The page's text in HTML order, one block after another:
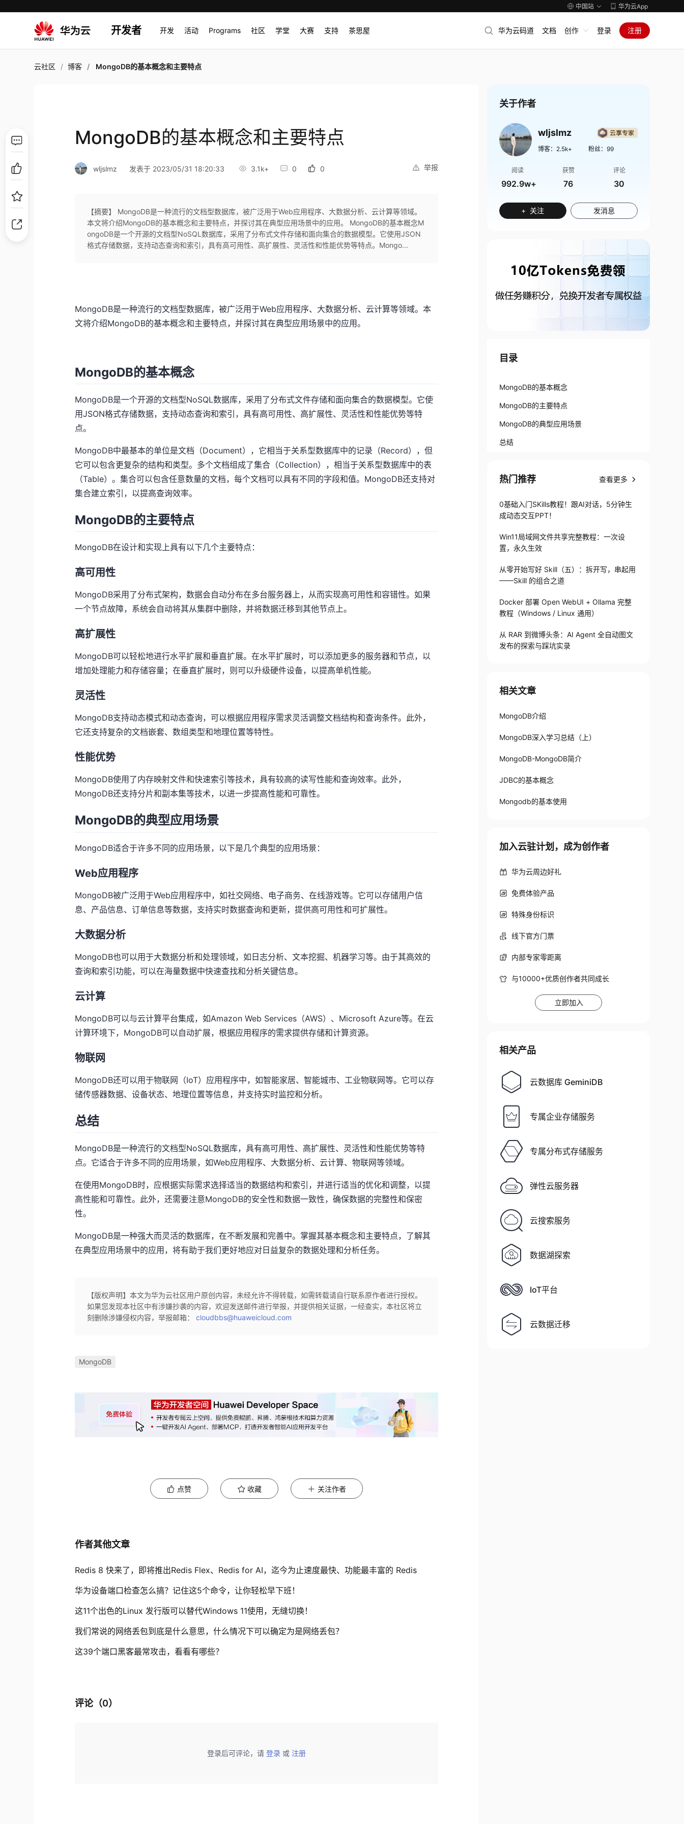
中国站 华为云App
开发者 开发 活动 Programs 社区 学堂 大赛 支持 茶思屋 华为云码道 文档 创作 登录 注册
云社区 博客 MongoDB的基本概念和主要特点
MongoDB的基本概念和主要特点
举报
wljslmz 发表于 2023/05/31 18:20:33 3.1k+ 0 0
【摘要】 MongoDB是一种流行的文档型数据库，被广泛用于Web应用程序、大数据分析、云计算等领域。
本文将介绍MongoDB的基本概念和主要特点，并探讨其在典型应用场景中的应用。 MongoDB的基本概念M
ongoDB是一个开源的文档型NoSQL数据库，采用了分布式文件存储和面向集合的数据模型。它使用JSON
格式存储数据，支持动态查询和索引，具有高可用性、高扩展性、灵活性和性能优势等特点。Mongo...
MongoDB是一种流行的文档型数据库，被广泛用于Web应用程序、大数据分析、云计算等领域。本
文将介绍MongoDB的基本概念和主要特点，并探讨其在典型应用场景中的应用。
MongoDB的基本概念
MongoDB是一个开源的文档型NoSQL数据库，采用了分布式文件存储和面向集合的数据模型。它使
用JSON格式存储数据，支持动态查询和索引，具有高可用性、高扩展性、灵活性和性能优势等特
点。
MongoDB中最基本的单位是文档（Document），它相当于关系型数据库中的记录（Record），但
它可以包含更复杂的结构和类型。多个文档组成了集合（Collection），相当于关系型数据库中的表
（Table）。集合可以包含任意数量的文档，每个文档可以具有不同的字段和值。MongoDB还支持对
集合建立索引，以提高查询效率。
MongoDB的主要特点
MongoDB在设计和实现上具有以下几个主要特点：
高可用性
MongoDB采用了分布式架构，数据会自动分布在多台服务器上，从而实现高可用性和容错性。如果
一个节点故障，系统会自动将其从集群中删除，并将数据迁移到其他节点上。
高扩展性
MongoDB可以轻松地进行水平扩展和垂直扩展。在水平扩展时，可以添加更多的服务器和节点，以
增加处理能力和存储容量；在垂直扩展时，则可以升级硬件设备，以提高单机性能。
灵活性
MongoDB支持动态模式和动态查询，可以根据应用程序需求灵活调整文档结构和查询条件。此外，
它还支持复杂的文档嵌套、数组类型和地理位置等特性。
性能优势
MongoDB使用了内存映射文件和快速索引等技术，具有较高的读写性能和查询效率。此外，
MongoDB还支持分片和副本集等技术，以进一步提高性能和可靠性。
MongoDB的典型应用场景
MongoDB适合于许多不同的应用场景，以下是几个典型的应用场景：
Web应用程序
MongoDB被广泛用于Web应用程序中，如社交网络、电子商务、在线游戏等。它可以存储用户信
息、产品信息、订单信息等数据，支持实时数据查询和更新，提供高可用性和可扩展性。
大数据分析
MongoDB也可以用于大数据分析和处理领域，如日志分析、文本挖掘、机器学习等。由于其高效的
查询和索引功能，可以在海量数据中快速查找和分析关键信息。
云计算
MongoDB可以与云计算平台集成，如Amazon Web Services（AWS）、Microsoft Azure等。在云
计算环境下，MongoDB可以自动扩展，根据应用程序的需求提供存储和计算资源。
物联网
MongoDB还可以用于物联网（IoT）应用程序中，如智能家居、智能城市、工业物联网等。它可以存
储传感器数据、设备状态、地理位置等信息，并支持实时监控和分析。
总结
MongoDB是一种流行的文档型NoSQL数据库，具有高可用性、高扩展性、灵活性和性能优势等特
点。它适合于许多不同的应用场景，如Web应用程序、大数据分析、云计算、物联网等领域。
在使用MongoDB时，应根据实际需求选择适当的数据结构和索引，并进行适当的优化和调整，以提
高性能和可靠性。此外，还需要注意MongoDB的安全性和数据一致性，确保数据的完整性和保密
性。
MongoDB是一种强大而灵活的数据库，在不断发展和完善中。掌握其基本概念和主要特点，了解其
在典型应用场景中的应用，将有助于我们更好地应对日益复杂的数据处理和分析任务。
【版权声明】本文为华为云社区用户原创内容，未经允许不得转载，如需转载请自行联系原作者进行授权。
如果您发现本社区中有涉嫌抄袭的内容，欢迎发送邮件进行举报，并提供相关证据，一经查实，本社区将立
刻删除涉嫌侵权内容，举报邮箱：cloudbbs@huaweicloud.com
MongoDB
点赞 收藏 关注作者
作者其他文章
Redis 8 快来了，即将推出Redis Flex、Redis for AI，迄今为止速度最快、功能最丰富的 Redis
华为设备端口检查怎么搞？记住这5个命令，让你轻松早下班！
这11个出色的Linux 发行版可以替代Windows 11使用，无缝切换！
我们常说的网络丢包到底是什么意思，什么情况下可以确定为是网络丢包？
这39个端口黑客最常攻击，看看有哪些？
评论（0）
登录后可评论，请 登录 或 注册
关于作者
wljslmz
博客： 2.5k+ 粉丝： 99
阅读
992.9w+
获赞
76
评论
30
+ 关注 发消息
目录
MongoDB的基本概念
MongoDB的主要特点
MongoDB的典型应用场景
总结
热门推荐 查看更多
0基础入门SKills教程！跟AI对话，5分钟生
成动态交互PPT！
Win11局域网文件共享完整教程：一次设
置，永久生效
从零开始写好 Skill（五）：拆开写，串起用
——Skill 的组合之道
Docker 部署 Open WebUI + Ollama 完整
教程（Windows / Linux 通用）
从 RAR 到微博头条：AI Agent 全自动图文
发布的探索与踩坑实录
相关文章
MongoDB介绍
MongoDB深入学习总结（上）
MongoDB-MongoDB简介
JDBC的基本概念
Mongodb的基本使用
加入云驻计划，成为创作者
华为云周边好礼
免费体验产品
特殊身份标识
线下官方门票
内部专家零距离
与10000+优质创作者共同成长
立即加入
相关产品
云数据库 GeminiDB
专属企业存储服务
专属分布式存储服务
弹性云服务器
云搜索服务
数据湖探索
IoT平台
云数据迁移